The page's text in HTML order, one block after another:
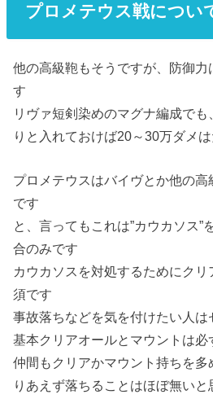
プロメテウス戦につい
他の高級鞄もそうですが、防御
す
リヴァ短剣染めのマグナ編成で
りと入れておけば20～30万ダメ
プロメテウスはバイヴとか他の
です
と、言ってもこれは”カウカソス”
合のみです
カウカソスを対処するためにク
須です
事故落ちなどを気を付けたい人は
基本クリアオールとマウントは必
仲間もクリアかマウント持ちを多
りあえず落ちることはほぼ無いと